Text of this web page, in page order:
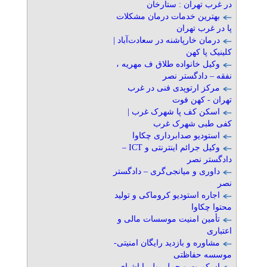
» آگهی برنزی (توان ۲)
اجاره استودیو کروماکی و
تولید محتوا چکاوا
محراب چکاوک آوا
تلفن: ۰۹۱۲۱۰۲۴۸۰۸
» آگهی برنزی (توان ۱)
تأمین امنیت موسسات مالی و
اعتباری
موسسه حفاظتی و مراقبتی
تلفن: ۰۲۱۸۹۳۱۰-۰۹۱۲۱۰۸۶۴۹۰
» آگهی برنزی (توان ۱)
مشاوره و بازدید رایگان
امنیتی- موسسه حفاظتی
موسسه حفاظتی و مراقبتی
تلفن: ۰۲۱۸۹۳۱۰-۰۹۱۲۱۰۸۶۴۹۰
» آگهی برنزی (توان ۱)
اسکورت و حمل پول یا اشیای
قیمتی
در غرب تهران : ستارخان
بهترین خدمات درمان مشکلات
پا در غرب تهران
درمان خارپاشنه در سعادت‌آباد |
کلینیک پا کهن
وکیل خانواده طلاق ف مهریه ،
نفقه – دادگستر نصر
مرکز ارتوپدی فنی در غرب
تهران - کهن فوت
اسکن کف پا شهرک غرب |
کفی طبی شهرک غرب
استودیو صدابرداری چکاوا
وکیل جرائم اینترنتی و ICT –
دادگستر نصر
داوری و میانجی‌گری – دادگستر
نصر
اجاره استودیو کروماکی و تولید
محتوا چکاوا
تأمین امنیت موسسات مالی و
اعتباری
مشاوره و بازدید رایگان امنیتی-
موسسه حفاظتی